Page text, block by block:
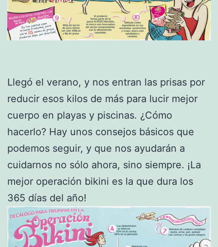
Llegó el verano, y nos entran las prisas por
reducir esos kilos de más para lucir mejor
cuerpo en playas y piscinas. ¿Cómo
hacerlo? Hay unos consejos básicos que
podemos seguir, y que nos ayudarán a
cuidarnos no sólo ahora, sino siempre. ¡La
mejor operación bikini es la que dura los
365 días del año!